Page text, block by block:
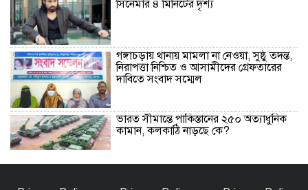
সিনেমার ৪ মিনিটের দৃশ্য
গঙ্গাচড়ায় থানায় মামলা না নেওয়া, সুষ্ঠু তদন্ত,
নিরাপত্তা নিশ্চিত ও আসামীদের গ্রেফতারের
দাবিতে সংবাদ সম্মেল
ভারত সীমান্তে পাকিস্তানের ২৫০ অত্যাধুনিক
কামান, কলকাঠি নাড়ছে কে?